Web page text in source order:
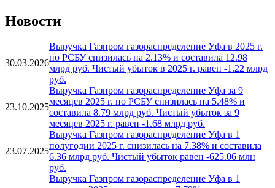
Вся доступная информация об организации в системе
Новости
30.03.2026
Выручка Газпром газораспределение Уфа в 2025 г.
по РСБУ снизилась на 2.13% и составила 12.98
млрд руб. Чистый убыток в 2025 г. равен -1.22 млрд
руб.
23.10.2025
Выручка Газпром газораспределение Уфа за 9
месяцев 2025 г. по РСБУ снизилась на 5.48% и
составила 8.79 млрд руб. Чистый убыток за 9
месяцев 2025 г. равен -1.68 млрд руб.
Выручка Газпром газораспределение Уфа в 1